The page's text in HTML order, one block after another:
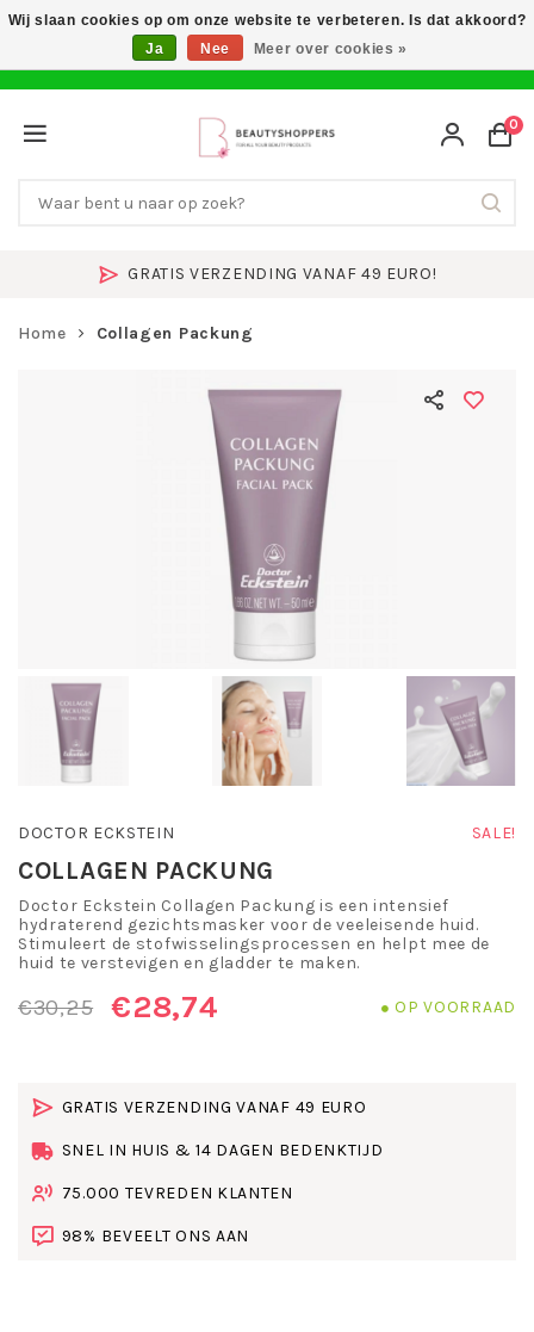
GRATIS VERZENDING VANAF 49 EURO!
0
Home Collagen Packung
DOCTOR ECKSTEIN SALE!
COLLAGEN PACKUNG
Doctor Eckstein Collagen Packung is een intensief
hydraterend gezichtsmasker voor de veeleisende huid.
Stimuleert de stofwisselingsprocessen en helpt mee de
huid te verstevigen en gladder te maken.
€30,25 €28,74 OP VOORRAAD
GRATIS VERZENDING VANAF 49 EURO
SNEL IN HUIS & 14 DAGEN BEDENKTIJD
75.000 TEVREDEN KLANTEN
98% BEVEELT ONS AAN
Wij slaan cookies op om onze website te verbeteren. Is dat akkoord?
Ja
Nee Meer over cookies »